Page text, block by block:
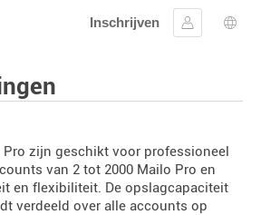
Inschrijven
Aanmelden
Taal
Pro zijn geschikt voor professioneel
van 2 tot 2000 Mailo Pro en
en flexibiliteit. De opslagcapaciteit
verdeeld over alle accounts op